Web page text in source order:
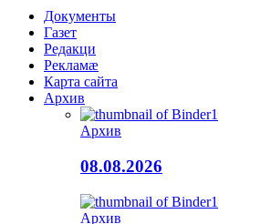
Документы
Газет
Редакци
Рекламæ
Карта сайта
Архив
Архив
08.08.2026
Архив